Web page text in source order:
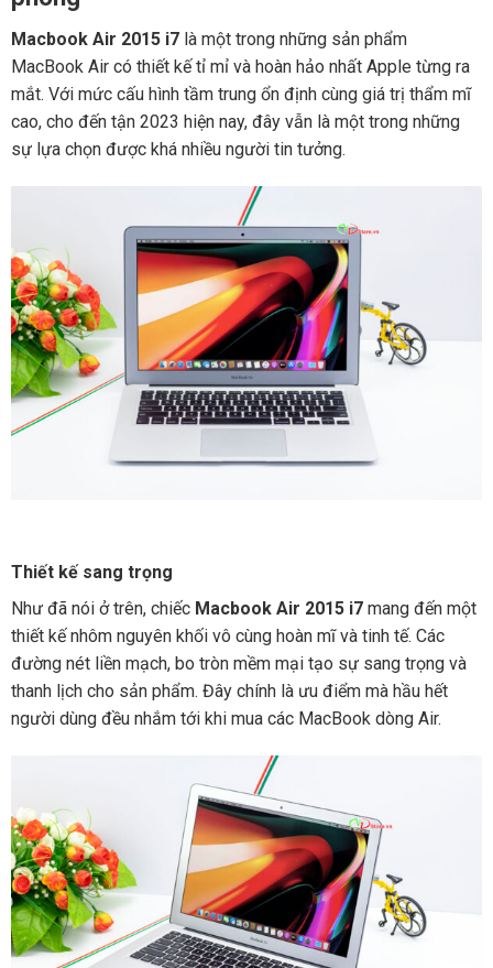
Macbook Air 2015 i7 là một trong những sản phẩm
MacBook Air có thiết kế tỉ mỉ và hoàn hảo nhất Apple từng ra
mắt. Với mức cấu hình tầm trung ổn định cùng giá trị thẩm mĩ
cao, cho đến tận 2023 hiện nay, đây vẫn là một trong những
sự lựa chọn được khá nhiều người tin tưởng.
Thiết kế sang trọng
Như đã nói ở trên, chiếc Macbook Air 2015 i7mang đến một
thiết kế nhôm nguyên khối vô cùng hoàn mĩ và tinh tế. Các
đường nét liền mạch, bo tròn mềm mại tạo sự sang trọng và
thanh lịch cho sản phẩm. Đây chính là ưu điểm mà hầu hết
người dùng đều nhắm tới khi mua các MacBook dòng Air.